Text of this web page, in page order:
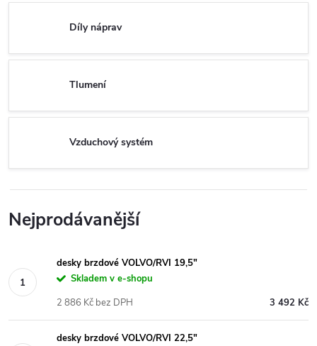
Díly náprav
Tlumení
Vzduchový systém
Nejprodávanější
desky brzdové VOLVO/RVI 19,5"
Skladem v e-shopu
3 492 Kč
2 886 Kč bez DPH
desky brzdové VOLVO/RVI 22,5"